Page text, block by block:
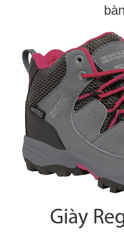
Giày